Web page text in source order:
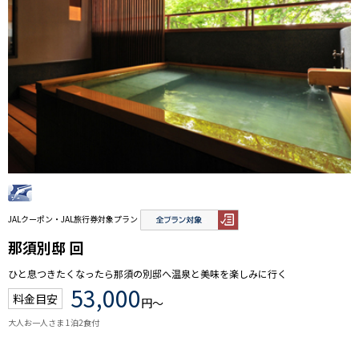
JALクーポン・JAL旅行券対象プラン
那須別邸 回
ひと息つきたくなったら那須の別邸へ温泉と美味を楽しみに行く
料金目安 53,000円～
大人お一人さま 1泊2食付